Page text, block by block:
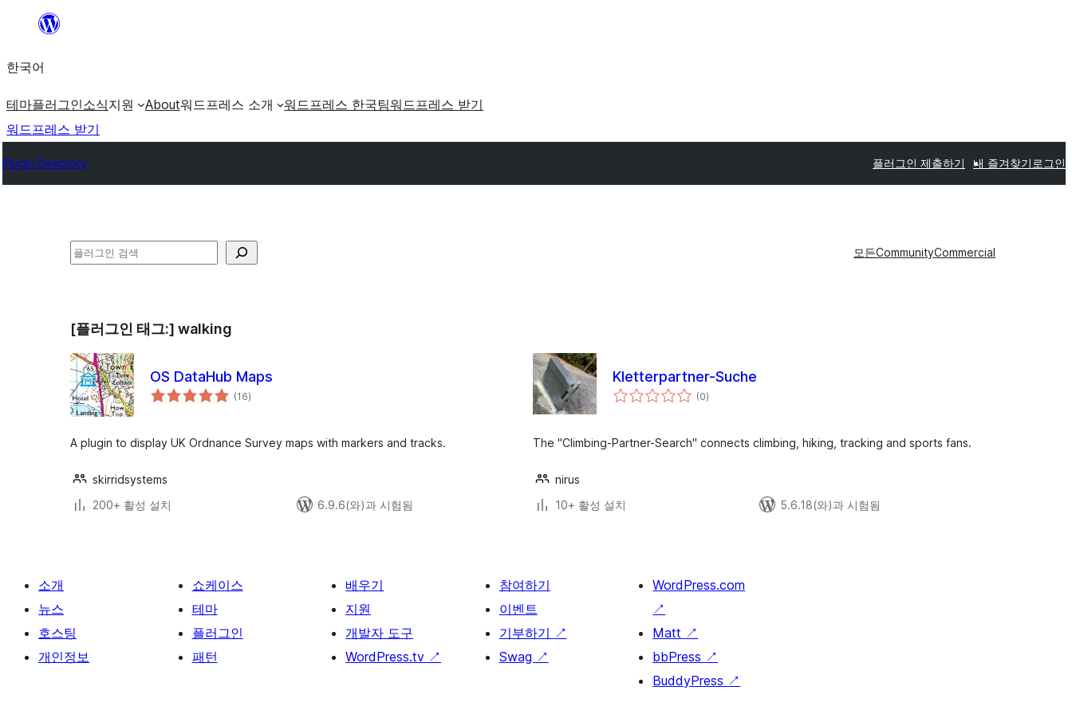
츠
로
로
가
한국어
테마플러그인소식지원 About워드프레스 소개 워드프레스 한국팀워드프레스 받기
워드프레스 받기
Plugin Directory 플러그인 제출하기 내 즐겨찾기 로그인
검
모든CommunityCommercial
[플러그인 태그:] walking
OS DataHub Maps
(16전
체)
A plugin to display UK Ordnance Survey maps with markers and tracks.
skirridsystems
200+ 활성 설치
6.9.6(와)과 시험됨
Kletterpartner-Suche
(0전
체)
The "Climbing-Partner-Search" connects climbing, hiking, tracking and sports fans.
nirus
10+ 활성 설치
5.6.18(와)과 시험됨
소개
뉴스
호스팅
개인정보
쇼케이스
테마
플러그인
패턴
배우기
지원
개발자 도구
WordPress.tv ↗
참여하기
이벤트
기부하기 ↗
Swag ↗
WordPress.com
↗
Matt ↗
bbPress ↗
BuddyPress ↗